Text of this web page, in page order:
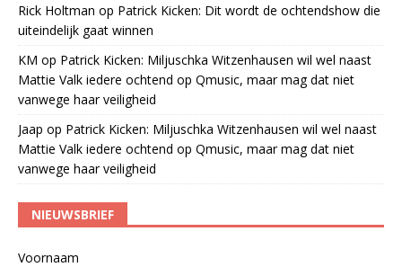
Rick Holtman op Patrick Kicken: Dit wordt de ochtendshow die
uiteindelijk gaat winnen
KM op Patrick Kicken: Miljuschka Witzenhausen wil wel naast
Mattie Valk iedere ochtend op Qmusic, maar mag dat niet
vanwege haar veiligheid
Jaap op Patrick Kicken: Miljuschka Witzenhausen wil wel naast
Mattie Valk iedere ochtend op Qmusic, maar mag dat niet
vanwege haar veiligheid
NIEUWSBRIEF
Voornaam